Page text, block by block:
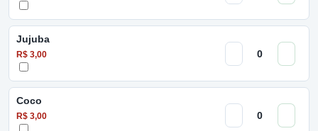
Jujuba
R$ 3,00
Coco
R$ 3,00